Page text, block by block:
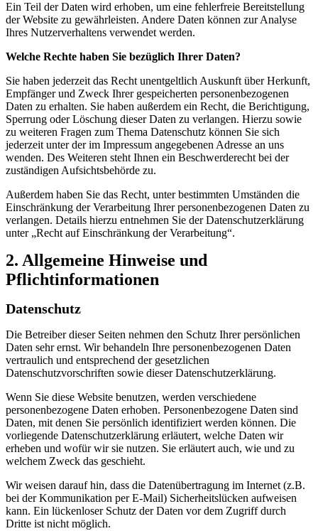
Ein Teil der Daten wird erhoben, um eine fehlerfreie Bereitstellung
der Website zu gewährleisten. Andere Daten können zur Analyse
Ihres Nutzerverhaltens verwendet werden.
Welche Rechte haben Sie bezüglich Ihrer Daten?
Sie haben jederzeit das Recht unentgeltlich Auskunft über Herkunft,
Empfänger und Zweck Ihrer gespeicherten personenbezogenen
Daten zu erhalten. Sie haben außerdem ein Recht, die Berichtigung,
Sperrung oder Löschung dieser Daten zu verlangen. Hierzu sowie
zu weiteren Fragen zum Thema Datenschutz können Sie sich
jederzeit unter der im Impressum angegebenen Adresse an uns
wenden. Des Weiteren steht Ihnen ein Beschwerderecht bei der
zuständigen Aufsichtsbehörde zu.
Außerdem haben Sie das Recht, unter bestimmten Umständen die
Einschränkung der Verarbeitung Ihrer personenbezogenen Daten zu
verlangen. Details hierzu entnehmen Sie der Datenschutzerklärung
unter „Recht auf Einschränkung der Verarbeitung“.
2. Allgemeine Hinweise und
Pflichtinformationen
Datenschutz
Die Betreiber dieser Seiten nehmen den Schutz Ihrer persönlichen
Daten sehr ernst. Wir behandeln Ihre personenbezogenen Daten
vertraulich und entsprechend der gesetzlichen
Datenschutzvorschriften sowie dieser Datenschutzerklärung.
Wenn Sie diese Website benutzen, werden verschiedene
personenbezogene Daten erhoben. Personenbezogene Daten sind
Daten, mit denen Sie persönlich identifiziert werden können. Die
vorliegende Datenschutzerklärung erläutert, welche Daten wir
erheben und wofür wir sie nutzen. Sie erläutert auch, wie und zu
welchem Zweck das geschieht.
Wir weisen darauf hin, dass die Datenübertragung im Internet (z.B.
bei der Kommunikation per E-Mail) Sicherheitslücken aufweisen
kann. Ein lückenloser Schutz der Daten vor dem Zugriff durch
Dritte ist nicht möglich.